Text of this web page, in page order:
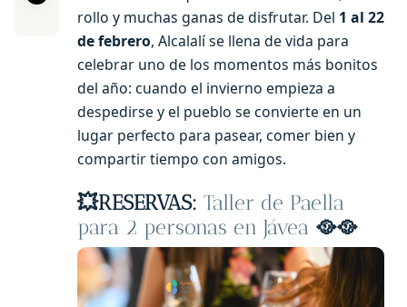
rollo y muchas ganas de disfrutar. Del 1 al 22
de febrero, Alcalalí se llena de vida para
celebrar uno de los momentos más bonitos
del año: cuando el invierno empieza a
despedirse y el pueblo se convierte en un
lugar perfecto para pasear, comer bien y
compartir tiempo con amigos.
💥RESERVAS: Taller de Paella
para 2 personas en Jávea 🥘🥘